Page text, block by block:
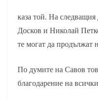
каза той. На
Досков и Николай
те могат да продължат
По думите на Савов
благодарение на